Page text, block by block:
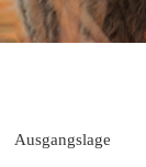
Ausgangslage